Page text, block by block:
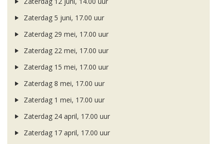
Zaterdag 5 juni, 17.00 uur
Zaterdag 29 mei, 17.00 uur
Zaterdag 22 mei, 17.00 uur
Zaterdag 15 mei, 17.00 uur
Zaterdag 8 mei, 17.00 uur
Zaterdag 1 mei, 17.00 uur
Zaterdag 24 april, 17.00 uur
Zaterdag 17 april, 17.00 uur